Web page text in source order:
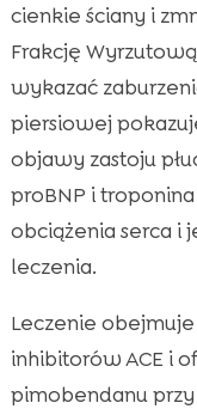
cienkie ściany i
Frakcję Wyrzutową
wykazać
piersiowej
objawy zastoju
proBNP i
obciążenia serca i
leczenia.
Leczenie
inhibitorów ACE i
pimobendanu